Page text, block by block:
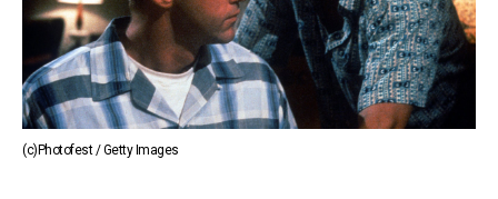
(c)Photofest / Getty Images